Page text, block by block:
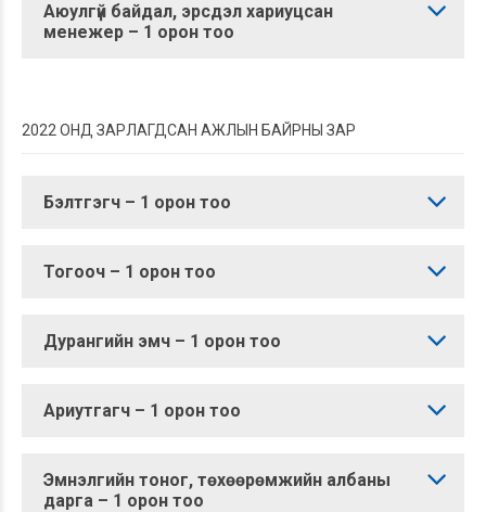
Аюулгүй байдал, эрсдэл хариуцсан
менежер – 1 орон тоо
2022 ОНД ЗАРЛАГДСАН АЖЛЫН БАЙРНЫ ЗАР
Бэлтгэгч – 1 орон тоо
Тогооч – 1 орон тоо
Дурангийн эмч – 1 орон тоо
Ариутгагч – 1 орон тоо
Эмнэлгийн тоног, төхөөрөмжийн албаны
дарга – 1 орон тоо